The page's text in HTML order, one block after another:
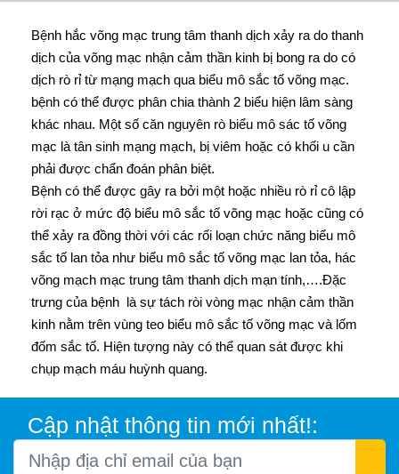
Bệnh hắc võng mạc trung tâm thanh dịch xảy ra do thanh
dịch của võng mạc nhận cảm thần kinh bị bong ra do có
dịch rò rỉ từ mạng mạch qua biểu mô sắc tố võng mạc.
bệnh có thể được phân chia thành 2 biểu hiện lâm sàng
khác nhau. Một số căn nguyên rò biểu mô sác tố võng
mạc là tân sinh mạng mạch, bị viêm hoặc có khối u cần
phải được chẩn đoán phân biệt.
Bệnh có thể được gây ra bởi một hoặc nhiều rò rỉ cô lập
rời rạc ở mức độ biểu mô sắc tố võng mạc hoặc cũng có
thể xảy ra đồng thời với các rối loạn chức năng biểu mô
sắc tố lan tỏa như biểu mô sắc tố võng mạc lan tỏa, hác
võng mạch mạc trung tâm thanh dịch mạn tính,….Đặc
trưng của bệnh là sự tách ròi vòng mạc nhận cảm thần
kinh nằm trên vùng teo biểu mô sắc tố võng mạc và lốm
đốm sắc tố. Hiện tượng này có thể quan sát được khi
chụp mạch máu huỳnh quang.
Cập nhật thông tin mới nhất!: